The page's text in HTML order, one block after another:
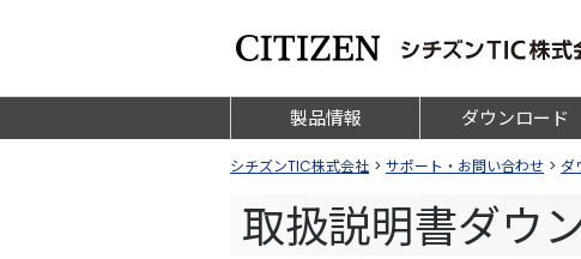
製品情報 ダウンロード
シチズンTIC株式会社 > サポート・お問い合わせ > ダ
取扱説明書ダウ